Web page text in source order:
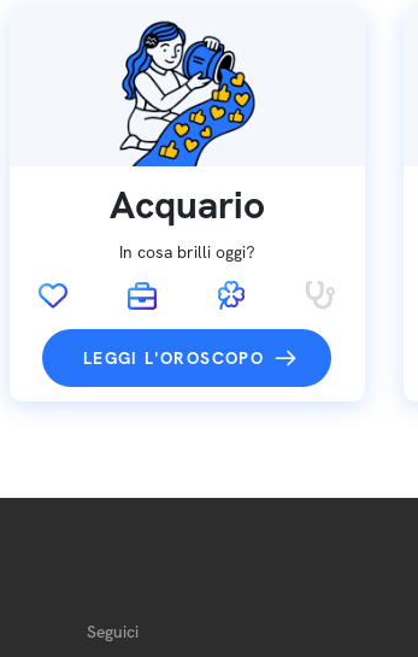
Acquario
In cosa brilli oggi?
LEGGI L'OROSCOPO
Seguici